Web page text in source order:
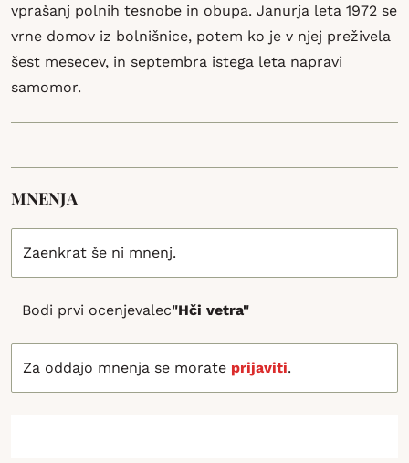
vprašanj polnih tesnobe in obupa. Janurja leta 1972 se
vrne domov iz bolnišnice, potem ko je v njej preživela
šest mesecev, in septembra istega leta napravi
samomor.
MNENJA
Zaenkrat še ni mnenj.
Bodi prvi ocenjevalec"Hči vetra"
Za oddajo mnenja se morate prijaviti.